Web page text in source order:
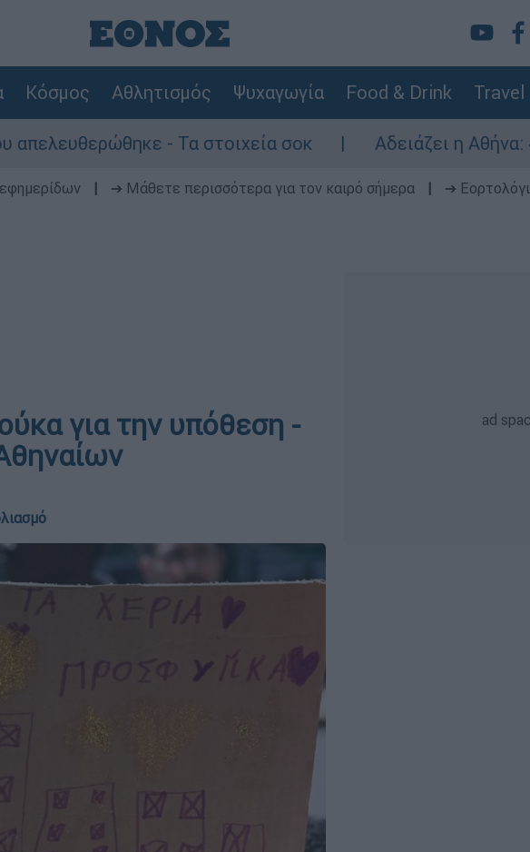
Κόσμος Αθλητισμός Ψυχαγωγία Food & Drink Travel
- Τα στοιχεία σοκ Αδειάζει η Αθήνα:
➔ Μάθετε περισσότερα για τον καιρό σήμερα
➔
για την υπόθεση -